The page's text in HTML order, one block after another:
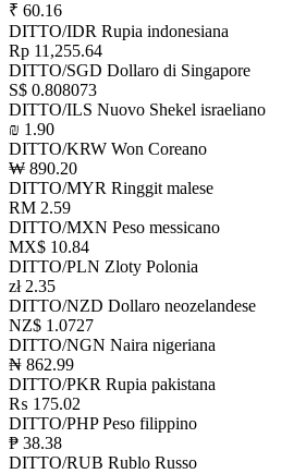
₹ 60.16
DITTO/IDR Rupia indonesiana
Rp 11,255.64
DITTO/SGD Dollaro di Singapore
S$ 0.808073
DITTO/ILS Nuovo Shekel israeliano
₪ 1.90
DITTO/KRW Won Coreano
₩ 890.20
DITTO/MYR Ringgit malese
RM 2.59
DITTO/MXN Peso messicano
MX$ 10.84
DITTO/PLN Zloty Polonia
zł 2.35
DITTO/NZD Dollaro neozelandese
NZ$ 1.0727
DITTO/NGN Naira nigeriana
₦ 862.99
DITTO/PKR Rupia pakistana
₨ 175.02
DITTO/PHP Peso filippino
₱ 38.38
DITTO/RUB Rublo Russo